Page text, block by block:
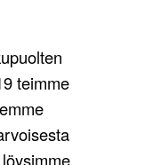
teimme